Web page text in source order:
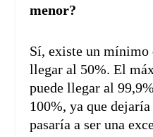
menor?
Sí, existe un mínimo
llegar al 50%. El
puede llegar al
100%, ya que
pasaría a ser una